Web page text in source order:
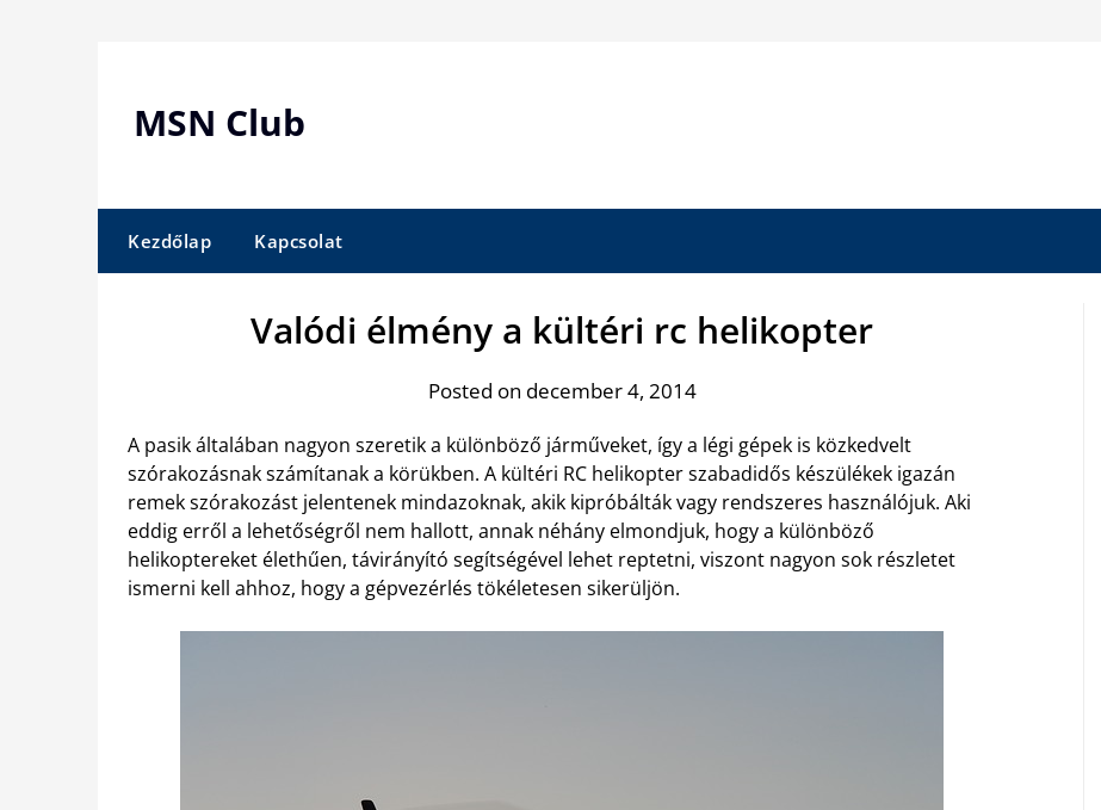
MSN Club
Kezdőlap Kapcsolat
Valódi élmény a kültéri rc helikopter
Posted on december 4, 2014
A pasik általában nagyon szeretik a különböző járműveket, így a légi gépek is közkedvelt
szórakozásnak számítanak a körükben. A kültéri RC helikopter szabadidős készülékek igazán
remek szórakozást jelentenek mindazoknak, akik kipróbálták vagy rendszeres használójuk. Aki
eddig erről a lehetőségről nem hallott, annak néhány elmondjuk, hogy a különböző
helikoptereket élethűen, távirányító segítségével lehet reptetni, viszont nagyon sok részletet
ismerni kell ahhoz, hogy a gépvezérlés tökéletesen sikerüljön.